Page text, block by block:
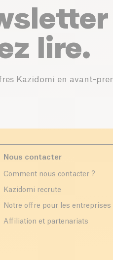
lire.
Kazidomi en avant-
Nous contacter
Comment nous contacter ?
Kazidomi recrute
Notre offre pour les entreprises
Affiliation et partenariats